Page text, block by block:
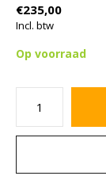
€235,00
Incl. btw
Op voorraad